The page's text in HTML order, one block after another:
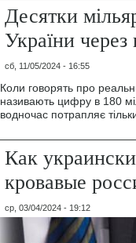
Десятки
України через
сб, 11/05/2024 - 16:55
Коли говорять про
називають цифру в 180
водночас потрапляє
Как
кровавые
ср, 03/04/2024 - 19:12